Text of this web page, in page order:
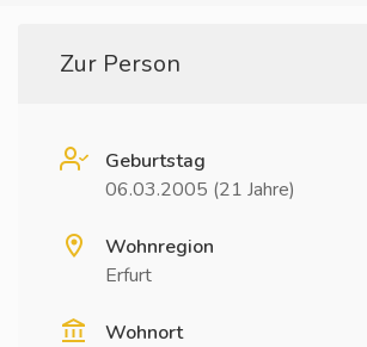
Zur Person
Geburtstag
06.03.2005 (21 Jahre)
Wohnregion
Erfurt
Wohnort